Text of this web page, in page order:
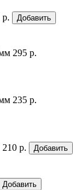
р. Добавить
295 р.
235 р.
210 р. Добавить
Добавить